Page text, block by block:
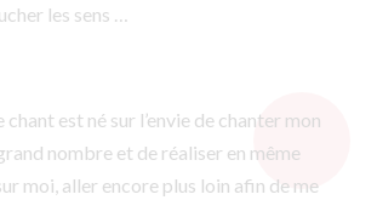
les sens …
est né sur l’envie de chanter mon
nombre et de réaliser en même
moi, aller encore plus loin afin de me